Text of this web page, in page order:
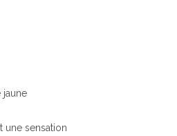
jaune
une sensation